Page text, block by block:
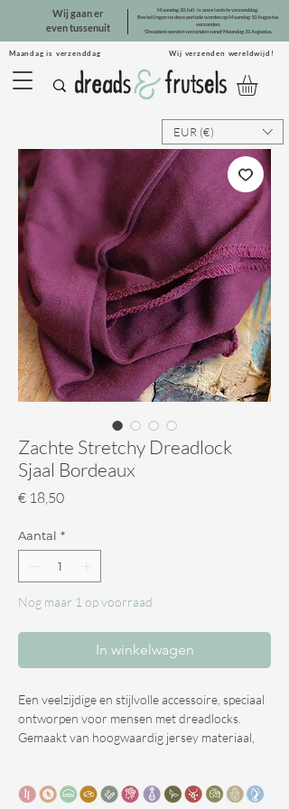
Maandag is verzenddag Wij verzenden wereldwijd!
Wij gaan er
even tussenuit
Maandag 20 Juli is onze laatste verzenddag.
Bestellingen na deze periode worden op Maandag 10 Augustus
verzonden.
*Dreadsets worden verzonden vanaf Maandag 31 Augustus.
EUR (€)
Zachte Stretchy Dreadlock
Sjaal Bordeaux
€ 18,50Prijs
Aantal *
Nog maar 1 op voorraad
In winkelwagen
Een veelzijdige en stijlvolle accessoire, speciaal
ontworpen voor mensen met dreadlocks.
Gemaakt van hoogwaardig jersey materiaal,